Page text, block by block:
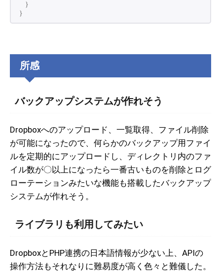
}
}
所感
バックアップシステムが作れそう
Dropboxへのアップロード、一覧取得、ファイル削除
が可能になったので、何らかのバックアップ用ファイ
ルを定期的にアップロードし、ディレクトリ内のファ
イル数が〇以上になったら一番古いものを削除とログ
ローテーションみたいな機能も搭載したバックアップ
システムが作れそう。
ライブラリも利用してみたい
DropboxとPHP連携の日本語情報が少ない上、APIの
操作方法もそれなりに難易度が高く色々と難儀した。